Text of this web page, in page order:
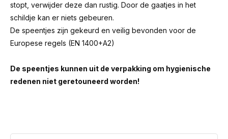
stopt, verwijder deze dan rustig. Door de gaatjes in het
schildje kan er niets gebeuren.
De speentjes zijn gekeurd en veilig bevonden voor de
Europese regels (EN 1400+A2)
De speentjes kunnen uit de verpakking om hygienische
redenen niet geretouneerd worden!